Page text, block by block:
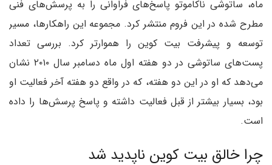
ماه، ساتوشی ناکاموتو پاسخ‌های فراوانی را به پرسش‌های فنی
مطرح شده در این فروم منتشر کرد. مجموعه این راهکارها، مسیر
توسعه و پیشرفت بیت کوین را هموارتر کرد. بررسی تعداد
پست‌های ساتوشی در دو هفته اول ماه دسامبر سال ۲۰۱۰ نشان
می‌دهد که او در این دو هفته، که در واقع دو هفته آخر فعالیت او
بود، بسیار بیشتر از قبل فعالیت داشته و پاسخ پرسش‌ها را داده
است.
چرا خالق بیت کوین ناپدید شد